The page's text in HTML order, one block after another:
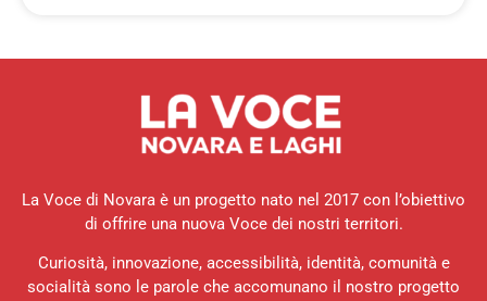
La Voce di Novara è un progetto nato nel 2017 con l’obiettivo
di offrire una nuova Voce dei nostri territori.
Curiosità, innovazione, accessibilità, identità, comunità e
socialità sono le parole che accomunano il nostro progetto